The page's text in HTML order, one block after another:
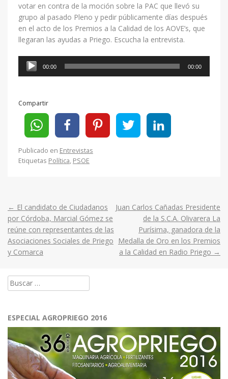
votar en contra de la moción sobre la PAC que llevó su
grupo al pasado Pleno y pedir públicamente días después
en el acto de los Premios a la Calidad de los AOVE’s, que
llegaran las ayudas a Priego. Escucha la entrevista.
Reproductor
00:00 00:00
Compartir
Publicado en Entrevistas
Etiquetas Política, PSOE
Post
navigation
← El candidato de Ciudadanos
por Córdoba, Marcial Gómez se
reúne con representantes de las
Asociaciones Sociales de Priego
y Comarca
Juan Carlos Cañadas Presidente
de la S.C.A. Olivarera La
Purísima, ganadora de la
Medalla de Oro en los Premios
a la Calidad en Radio Priego →
Buscar:
ESPECIAL AGROPRIEGO 2016